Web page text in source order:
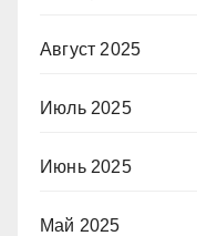
Август 2025
Июль 2025
Июнь 2025
Май 2025